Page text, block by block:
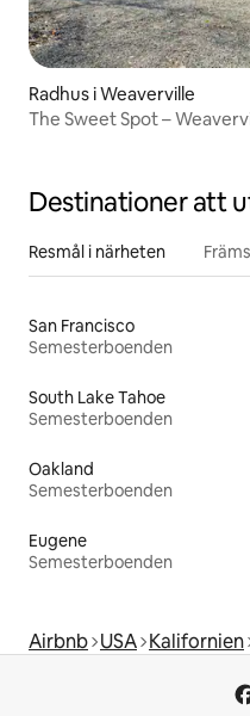
Radhus i Weaverville
The Sweet Spot –
Destinationer att
Resmål i närheten
San Francisco
Semesterboenden
South Lake Tahoe
Semesterboenden
Oakland
Semesterboenden
Eugene
Semesterboenden
Airbnb USA Kalifornien